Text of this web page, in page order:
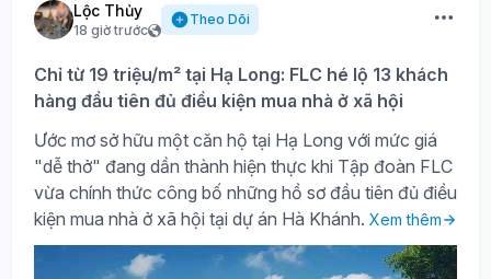
Lộc Thủy
18 giờ trước
Theo Dõi
Chỉ từ 19 triệu/m² tại Hạ Long: FLC hé lộ 13 khách
hàng đầu tiên đủ điều kiện mua nhà ở xã hội
Ước mơ sở hữu một căn hộ tại Hạ Long với mức giá
"dễ thở" đang dần thành hiện thực khi Tập đoàn FLC
vừa chính thức công bố những hồ sơ đầu tiên đủ điều
kiện mua nhà ở xã hội tại dự án Hà Khánh. Xem thêm